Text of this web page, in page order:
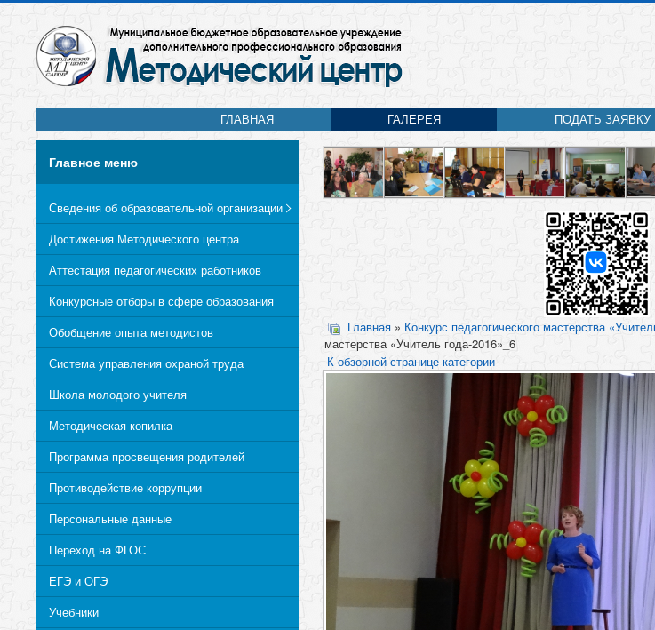
ГЛАВНАЯ ГАЛЕРЕЯ ПОДАТЬ
Главное меню
Сведения об образовательной организации
Достижения Методического центра
Аттестация педагогических работников
Конкурсные отборы в сфере образования
Обобщение опыта методистов
Система управления охраной труда
Школа молодого учителя
Методическая копилка
Программа просвещения родителей
Противодействие коррупции
Персональные данные
Переход на ФГОС
ЕГЭ и ОГЭ
Учебники
Главная» Конкурс педагогического мастерства
мастерства «Учитель года-2016»_6
К обзорной странице категории